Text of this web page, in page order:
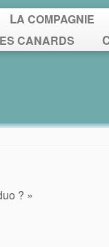
LA COMPAGNIE
CANARDS
? »